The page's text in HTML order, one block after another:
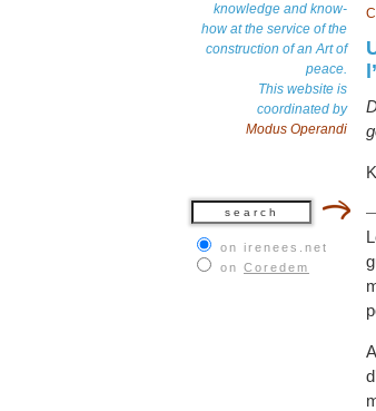
knowledge and know-
how at the service of the
construction of an Art of
peace.
This website is
coordinated by
Modus Operandi
on irenees.net
on Coredem